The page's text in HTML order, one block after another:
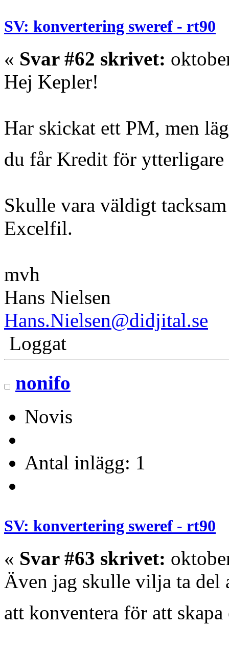
SV: konvertering sweref - rt90
« Svar #62 skrivet:
Hej Kepler!
Har skickat ett PM, men
du får Kredit för
Skulle vara väldigt
Excelfil.
mvh
Hans Nielsen
Hans.Nielsen@didjital.se
Loggat
nonifo
Novis
Antal inlägg: 1
SV: konvertering sweref - rt90
« Svar #63 skrivet:
Även jag skulle vilja ta del
att konventera för att